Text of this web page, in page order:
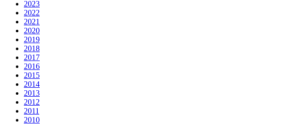
2023
2022
2021
2020
2019
2018
2017
2016
2015
2014
2013
2012
2011
2010